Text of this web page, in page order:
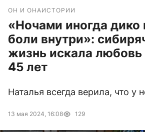
ОН И ОНАИСТОРИИ
«Ночами иногда дико
боли внутри»:
жизнь искала любовь
45 лет
Наталья всегда верила, что у
13 мая 2024, 16:08 129